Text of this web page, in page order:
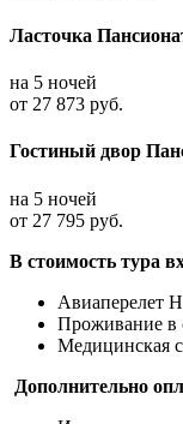
Ласточка
на 5 ночей
от 27 873 руб.
Гостиный двор
на 5 ночей
от 27 795 руб.
В стоимость тура
Авиаперелет
Проживание в
Медицинская
Дополнительно